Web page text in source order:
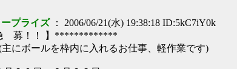
プライズ： 2006/06/21(水) 19:38:18 ID:5kC7iY0k
募！！ 】*************
ボールを枠内に入れるお仕事、軽作業です)